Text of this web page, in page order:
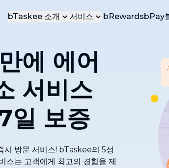
bTaskee 소개
채용
보도자료
연락처
서비스
인기 서비스
bTaskee에서 가장
전문적인 홈 클리닝 서
집 전체를 위한 종합
소파, 매트리스, 커튼,
거
bRewardsbPay
에 에어
서비스
일 보증
시 방문 서비스! bTaskee의 5성
스는 고객에게 최고의 경험을 제